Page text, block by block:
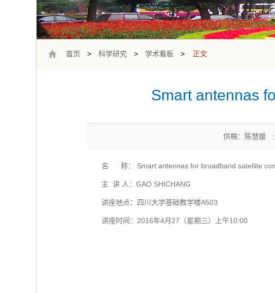
首页 > 科学研究 > 学术看板 > 正文
Smart antennas
供稿：陈慧媛
名 称： Smart antennas for broadband satellite
主 讲 人：GAO SHICHANG
讲座地点：四川大学基础教学楼A503
讲座时间：2016年4月27（星期三）上午10:00